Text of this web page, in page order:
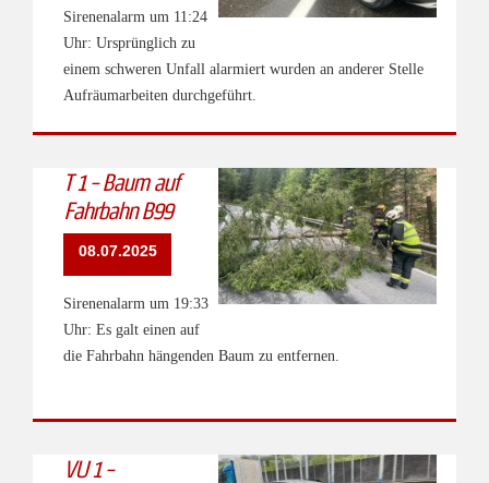
Sirenenalarm um 11:24
Uhr: Ursprünglich zu
einem schweren Unfall alarmiert wurden an anderer Stelle
Aufräumarbeiten durchgeführt.
T 1 - Baum auf
Fahrbahn B99
08.07.2025
Sirenenalarm um 19:33
Uhr: Es galt einen auf
die Fahrbahn hängenden Baum zu entfernen.
VU 1 -